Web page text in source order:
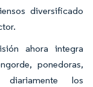
diversificado
ahora integra
ponedoras,
los